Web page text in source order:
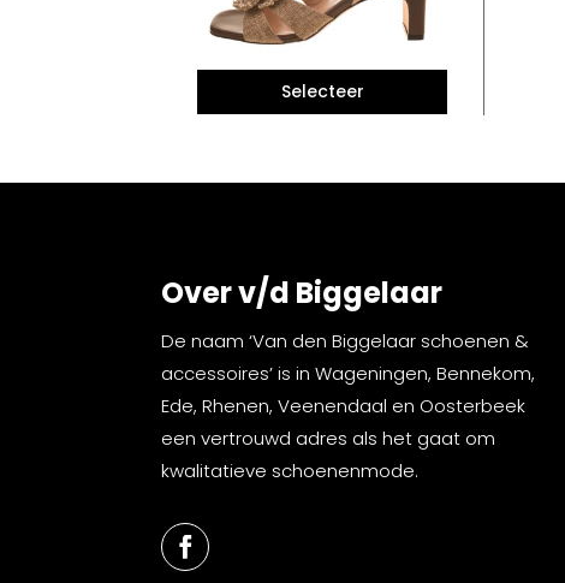
Over v/d Biggelaar
De naam ‘Van den Biggelaar schoenen &
accessoires’ is in Wageningen, Bennekom,
Ede, Rhenen, Veenendaal en Oosterbeek
een vertrouwd adres als het gaat om
kwalitatieve schoenenmode.